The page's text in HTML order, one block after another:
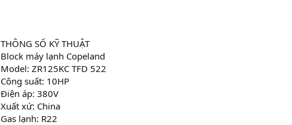
THÔNG SỐ KỸ THUẬT
Block máy lạnh Copeland
Model: ZR125KC TFD 522
Công suất: 10HP
Điện áp: 380V
Xuất xứ: China
Gas lạnh: R22